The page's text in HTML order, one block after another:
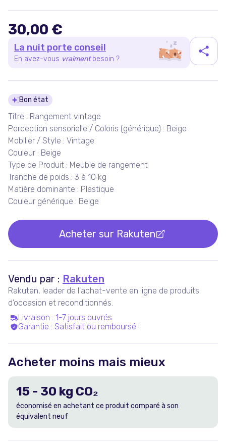
30,00 €
La nuit porte conseil
En avez-vous vraiment besoin ?
Détails du produit
Bon état
Titre : Rangement vintage
Perception sensorielle / Coloris (générique) : Beige
Mobilier / Style : Vintage
Couleur : Beige
Type de Produit : Meuble de rangement
Tranche de poids : 3 à 10 kg
Matière dominante : Plastique
Couleur générique : Beige
Acheter sur Rakuten
Vendu par : Rakuten
Rakuten, leader de l'achat-vente en ligne de produits
d'occasion et reconditionnés.
Livraison : 1-7 jours ouvrés
Garantie : Satisfait ou remboursé !
Acheter moins mais mieux
15 - 30 kg CO₂
économisé en achetant ce produit comparé à son
équivalent neuf